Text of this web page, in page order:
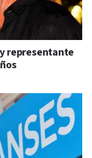
representante